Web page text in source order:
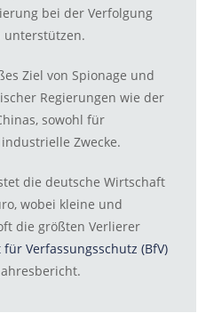
bei der Verfolgung
unterstützen.
Ziel von Spionage und
Regierungen wie der
sowohl für
Zwecke.
die deutsche Wirtschaft
wobei kleine und
die größten Verlierer
Verfassungsschutz (BfV)